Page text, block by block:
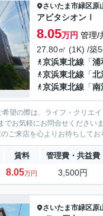
さいたま市緑区原
アビタシオンⅠ
8.05万円 管理/
27.80㎡ (1K) /築
京浜東北線 「浦
京浜東北線 「北
京浜東北線 「南
望の際は、ライフ・クリエ
でお気軽にお問合せください
ご来店を心よりお待ちしてお
賃料 管理費・共益費
8.05万円 3,500円
さいたま市緑区原